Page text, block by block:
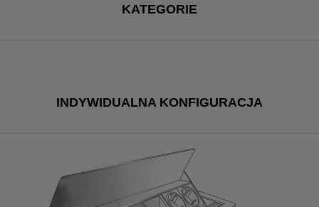
KATEGORIE
INDYWIDUALNA KONFIGURACJA